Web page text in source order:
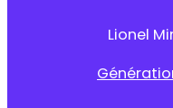
Lionel